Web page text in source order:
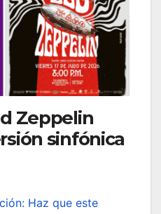
Zeppelin
sinfónica
Haz que este